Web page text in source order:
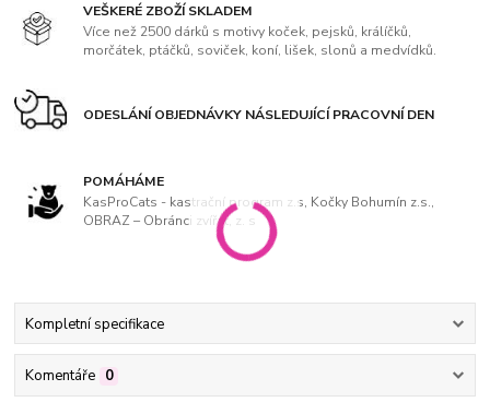
VEŠKERÉ ZBOŽÍ SKLADEM
Více než 2500 dárků s motivy koček, pejsků, králíčků,
morčátek, ptáčků, soviček, koní, lišek, slonů a medvídků.
ODESLÁNÍ OBJEDNÁVKY NÁSLEDUJÍCÍ PRACOVNÍ DEN
POMÁHÁME
KasProCats - kastrační program z.s, Kočky Bohumín z.s.,
OBRAZ – Obránci zvířat, z. s
Kompletní specifikace
Komentáře 0